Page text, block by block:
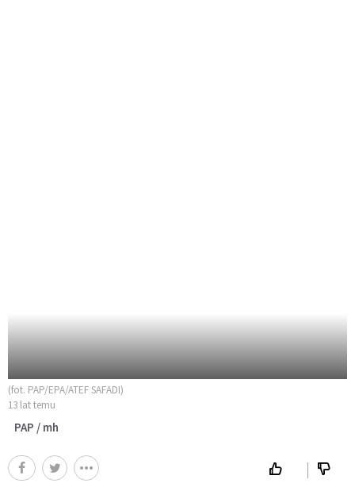
(fot. PAP/EPA/ATEF SAFADI)
13 lat temu
PAP / mh